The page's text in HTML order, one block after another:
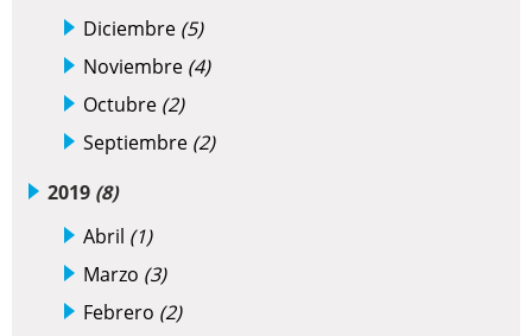
Diciembre (5)
Noviembre (4)
Octubre (2)
Septiembre (2)
2019 (8)
Abril (1)
Marzo (3)
Febrero (2)